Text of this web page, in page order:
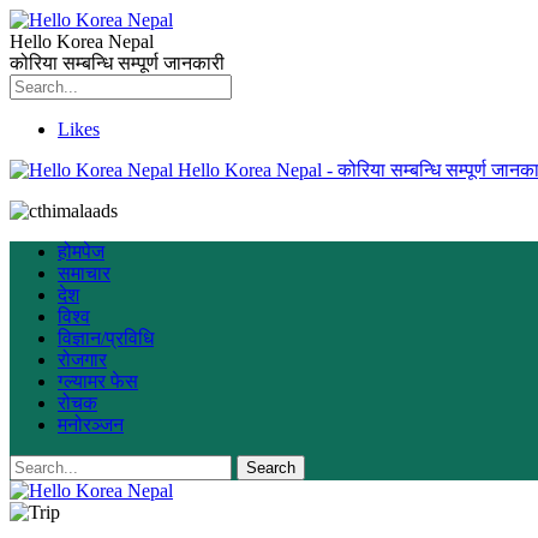
Hello Korea Nepal
कोरिया सम्बन्धि सम्पूर्ण जानकारी
Likes
Hello Korea Nepal - कोरिया सम्बन्धि सम्पूर्ण
होमपेज
समाचार
देश
विश्व
विज्ञान/प्रविधि
रोजगार
ग्ल्यामर फेस
रोचक
मनोरञ्जन